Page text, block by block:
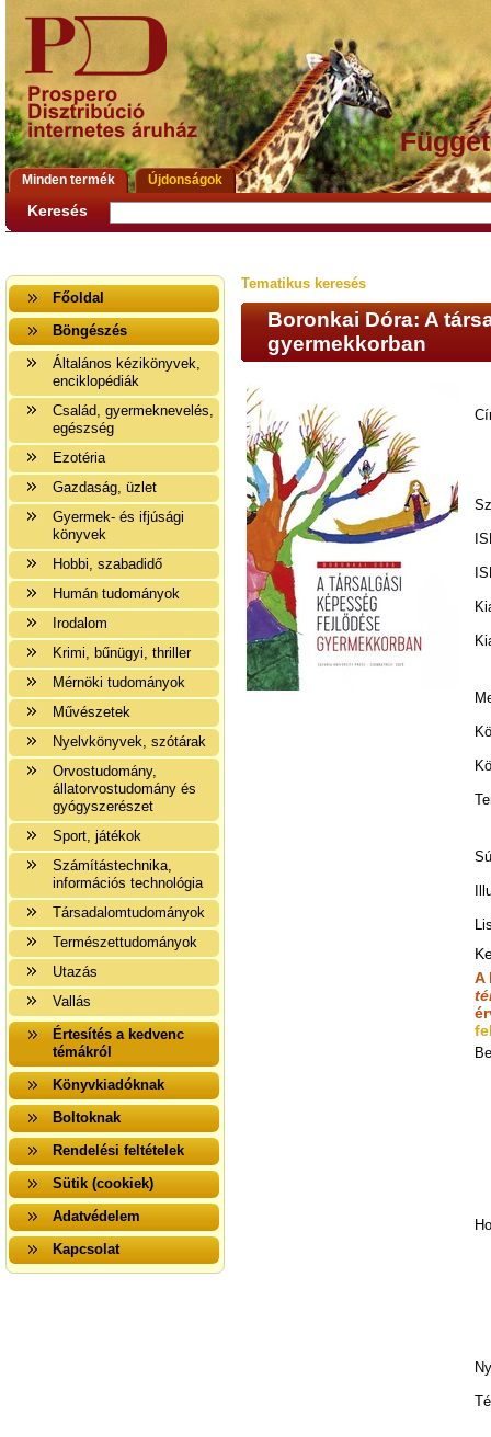
Minden termék Újdonságok
Keresés
Főoldal
Böngészés
Általános kézikönyvek,
enciklopédiák
Család, gyermeknevelés,
egészség
Ezotéria
Gazdaság, üzlet
Gyermek- és ifjúsági
könyvek
Hobbi, szabadidő
Humán tudományok
Irodalom
Krimi, bűnügyi, thriller
Mérnöki tudományok
Művészetek
Nyelvkönyvek, szótárak
Orvostudomány,
állatorvostudomány és
gyógyszerészet
Sport, játékok
Számítástechnika,
információs technológia
Társadalomtudományok
Természettudományok
Utazás
Vallás
Értesítés a kedvenc
témákról
Könyvkiadóknak
Boltoknak
Rendelési feltételek
Sütik (cookiek)
Adatvédelem
Kapcsolat
Tematikus keresés
Boronkai Dóra: A
gyermekkorban
A